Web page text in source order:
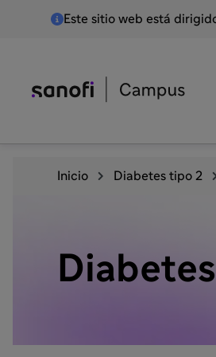
Este sitio web está
Inicio Diabetes tipo 2